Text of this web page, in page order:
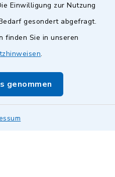
Einwilligung zur Nutzung
gesondert abgefragt.
finden Sie in unseren
.
genommen